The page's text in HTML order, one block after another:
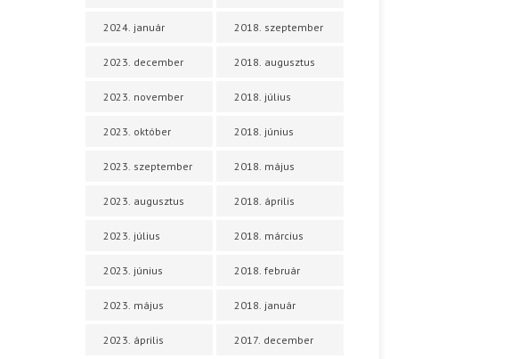
2024. január
2023. december
2023. november
2023. október
2023. szeptember
2023. augusztus
2023. július
2023. június
2023. május
2023. április
2018. szeptember
2018. augusztus
2018. július
2018. június
2018. május
2018. április
2018. március
2018. február
2018. január
2017. december